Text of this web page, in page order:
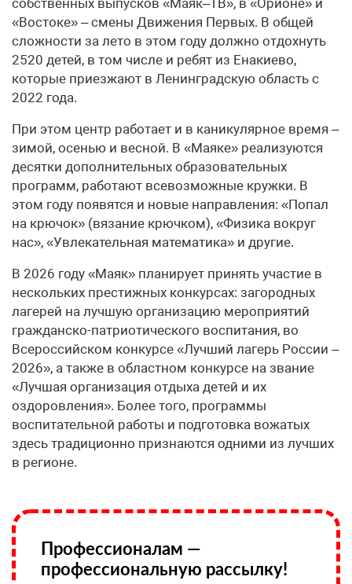
«Востоке» – смены Движения Первых. В общей
сложности за лето в этом году должно отдохнуть
2520 детей, в том числе и ребят из Енакиево,
которые приезжают в Ленинградскую область с
2022 года.
При этом центр работает и в каникулярное время –
зимой, осенью и весной. В «Маяке» реализуются
десятки дополнительных образовательных
программ, работают всевозможные кружки. В
этом году появятся и новые направления: «Попал
на крючок» (вязание крючком), «Физика вокруг
нас», «Увлекательная математика» и другие.
В 2026 году «Маяк» планирует принять участие в
нескольких престижных конкурсах: загородных
лагерей на лучшую организацию мероприятий
гражданско-патриотического воспитания, во
Всероссийском конкурсе «Лучший лагерь России –
2026», а также в областном конкурсе на звание
«Лучшая организация отдыха детей и их
оздоровления». Более того, программы
воспитательной работы и подготовка вожатых
здесь традиционно признаются одними из лучших
в регионе.
Профессионалам —
профессиональную рассылку!